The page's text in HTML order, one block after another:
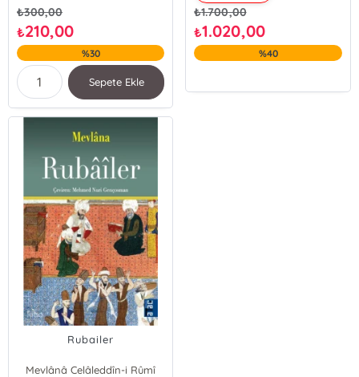
₺300,00
₺210,00
%30
Sepete Ekle
₺1.700,00
₺1.020,00
%40
Rubailer
Mevlânâ Celâleddîn-i Rûmî